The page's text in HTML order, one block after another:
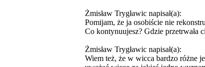
Żmisław Trygławic napisał(a):
Pomijam, że ja osobiście nie
Co kontynuujesz? Gdzie przetrwała
Żmisław Trygławic napisał(a):
Wiem też, że w wicca bardzo różne